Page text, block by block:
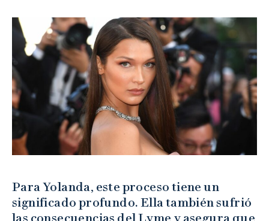
Para Yolanda, este proceso tiene un
significado profundo. Ella también sufrió
las consecuencias del Lyme y asegura que